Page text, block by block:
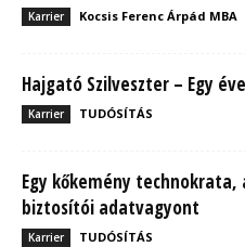
Karrier Kocsis Ferenc Árpád MBA
Hajgató Szilveszter – Egy
Karrier TUDÓSÍTÁS
Egy kőkemény
biztosítói adatvagyont
Karrier TUDÓSÍTÁS